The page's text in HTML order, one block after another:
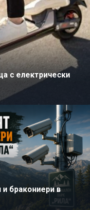
с електрически
бракониери в